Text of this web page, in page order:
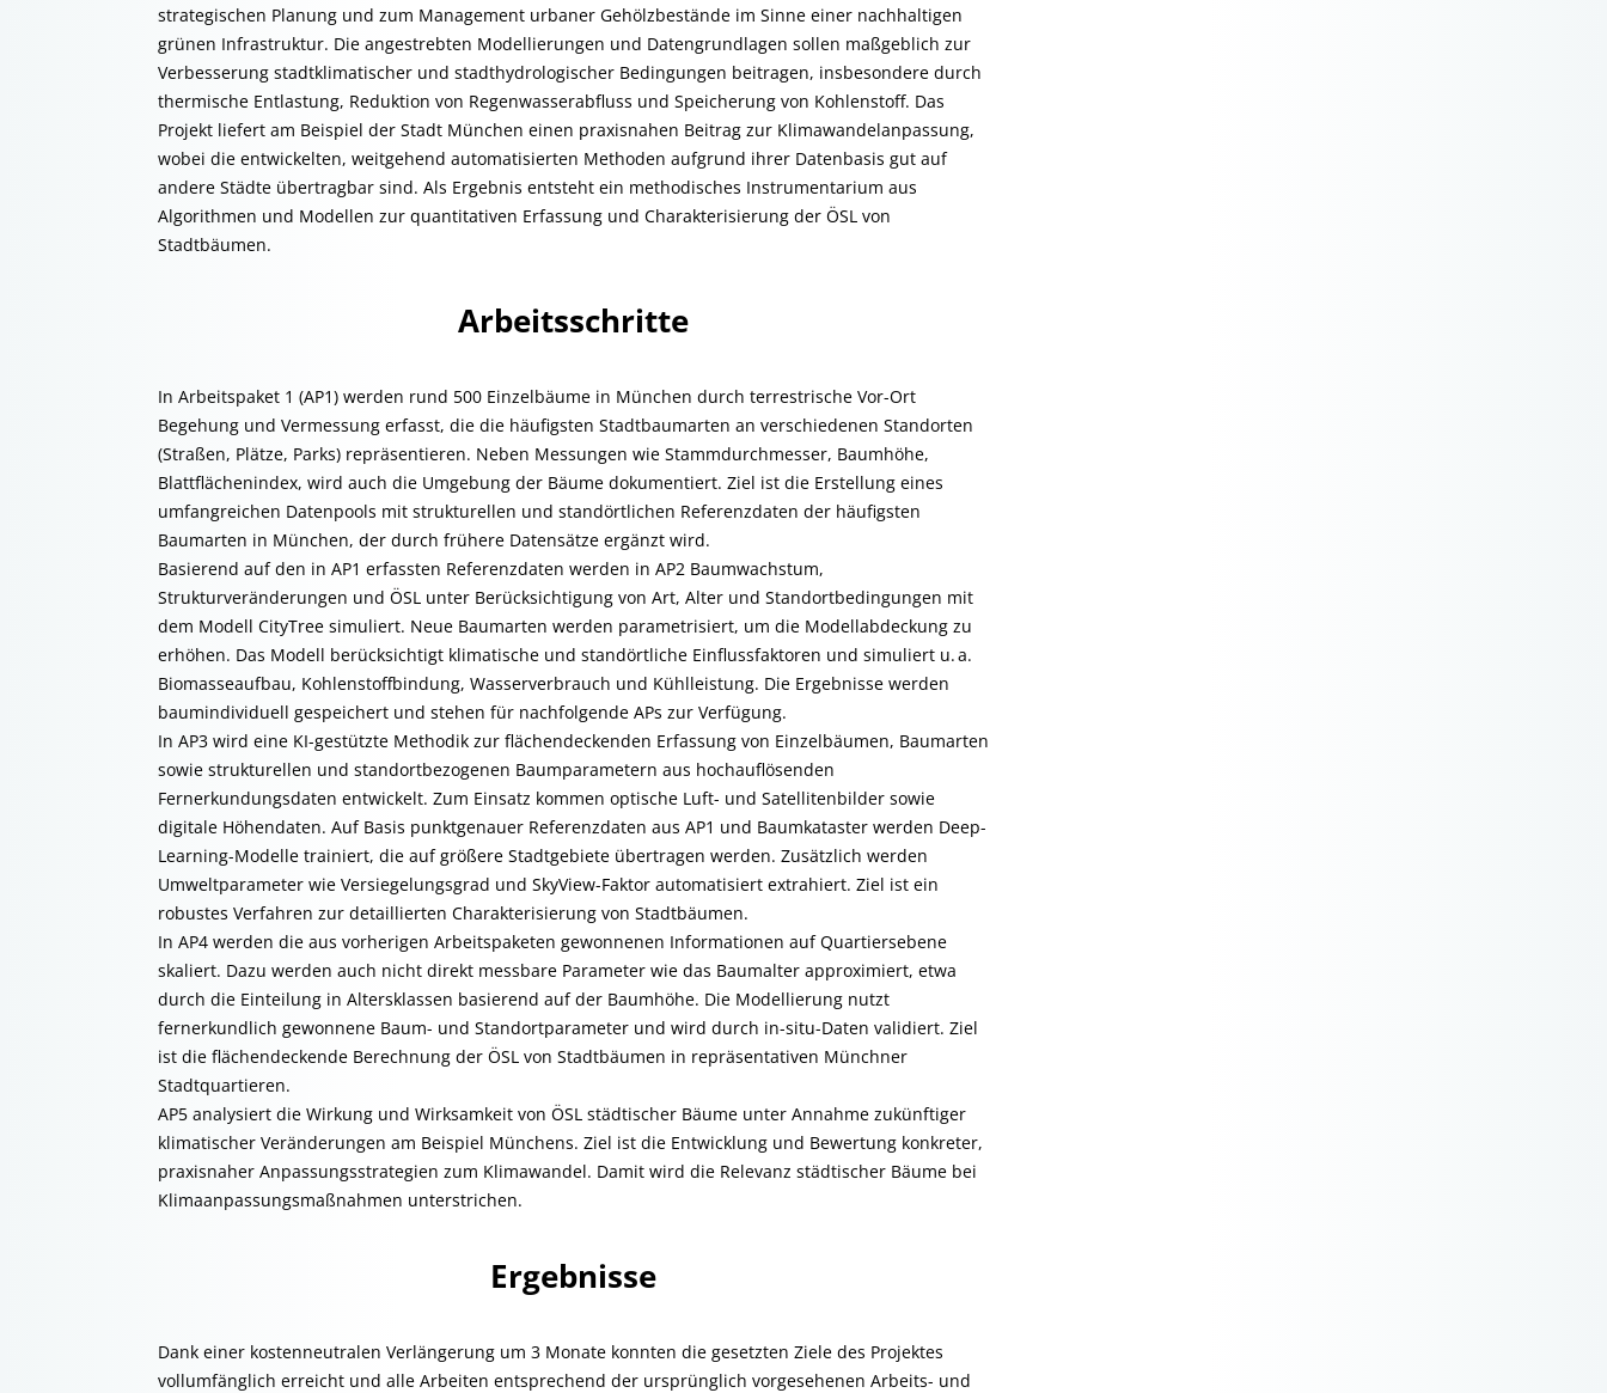
strategischen Planung und zum Management urbaner Gehölzbestände im Sinne einer nachhaltigen
grünen Infrastruktur. Die angestrebten Modellierungen und Datengrundlagen sollen maßgeblich zur
Verbesserung stadtklimatischer und stadthydrologischer Bedingungen beitragen, insbesondere durch
thermische Entlastung, Reduktion von Regenwasserabfluss und Speicherung von Kohlenstoff. Das
Projekt liefert am Beispiel der Stadt München einen praxisnahen Beitrag zur Klimawandelanpassung,
wobei die entwickelten, weitgehend automatisierten Methoden aufgrund ihrer Datenbasis gut auf
andere Städte übertragbar sind. Als Ergebnis entsteht ein methodisches Instrumentarium aus
Algorithmen und Modellen zur quantitativen Erfassung und Charakterisierung der ÖSL von
Stadtbäumen.
Arbeitsschritte
In Arbeitspaket 1 (AP1) werden rund 500 Einzelbäume in München durch terrestrische Vor-Ort
Begehung und Vermessung erfasst, die die häufigsten Stadtbaumarten an verschiedenen Standorten
(Straßen, Plätze, Parks) repräsentieren. Neben Messungen wie Stammdurchmesser, Baumhöhe,
Blattflächenindex, wird auch die Umgebung der Bäume dokumentiert. Ziel ist die Erstellung eines
umfangreichen Datenpools mit strukturellen und standörtlichen Referenzdaten der häufigsten
Baumarten in München, der durch frühere Datensätze ergänzt wird.
Basierend auf den in AP1 erfassten Referenzdaten werden in AP2 Baumwachstum,
Strukturveränderungen und ÖSL unter Berücksichtigung von Art, Alter und Standortbedingungen mit
dem Modell CityTree simuliert. Neue Baumarten werden parametrisiert, um die Modellabdeckung zu
erhöhen. Das Modell berücksichtigt klimatische und standörtliche Einflussfaktoren und simuliert u. a.
Biomasseaufbau, Kohlenstoffbindung, Wasserverbrauch und Kühlleistung. Die Ergebnisse werden
baumindividuell gespeichert und stehen für nachfolgende APs zur Verfügung.
In AP3 wird eine KI-gestützte Methodik zur flächendeckenden Erfassung von Einzelbäumen, Baumarten
sowie strukturellen und standortbezogenen Baumparametern aus hochauflösenden
Fernerkundungsdaten entwickelt. Zum Einsatz kommen optische Luft- und Satellitenbilder sowie
digitale Höhendaten. Auf Basis punktgenauer Referenzdaten aus AP1 und Baumkataster werden Deep-
Learning-Modelle trainiert, die auf größere Stadtgebiete übertragen werden. Zusätzlich werden
Umweltparameter wie Versiegelungsgrad und SkyView-Faktor automatisiert extrahiert. Ziel ist ein
robustes Verfahren zur detaillierten Charakterisierung von Stadtbäumen.
In AP4 werden die aus vorherigen Arbeitspaketen gewonnenen Informationen auf Quartiersebene
skaliert. Dazu werden auch nicht direkt messbare Parameter wie das Baumalter approximiert, etwa
durch die Einteilung in Altersklassen basierend auf der Baumhöhe. Die Modellierung nutzt
fernerkundlich gewonnene Baum- und Standortparameter und wird durch in-situ-Daten validiert. Ziel
ist die flächendeckende Berechnung der ÖSL von Stadtbäumen in repräsentativen Münchner
Stadtquartieren.
AP5 analysiert die Wirkung und Wirksamkeit von ÖSL städtischer Bäume unter Annahme zukünftiger
klimatischer Veränderungen am Beispiel Münchens. Ziel ist die Entwicklung und Bewertung konkreter,
praxisnaher Anpassungsstrategien zum Klimawandel. Damit wird die Relevanz städtischer Bäume bei
Klimaanpassungsmaßnahmen unterstrichen.
Ergebnisse
Dank einer kostenneutralen Verlängerung um 3 Monate konnten die gesetzten Ziele des Projektes
vollumfänglich erreicht und alle Arbeiten entsprechend der ursprünglich vorgesehenen Arbeits- und